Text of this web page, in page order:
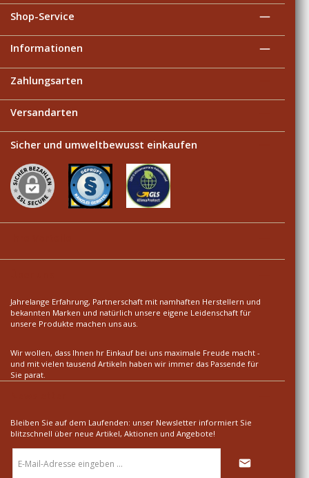
Shop-Service
Informationen
Zahlungsarten
Versandarten
Sicher und umweltbewusst einkaufen
Jahrelange Erfahrung, Partnerschaft mit namhaften Herstellern und
bekannten Marken und natürlich unsere eigene Leidenschaft für
unsere Produkte machen uns aus.
Wir wollen, dass Ihnen hr Einkauf bei uns maximale Freude macht -
und mit vielen tausend Artikeln haben wir immer das Passende für
Sie parat.
Bleiben Sie auf dem Laufenden: unser Newsletter informiert Sie
blitzschnell über neue Artikel, Aktionen und Angebote!
Mail-